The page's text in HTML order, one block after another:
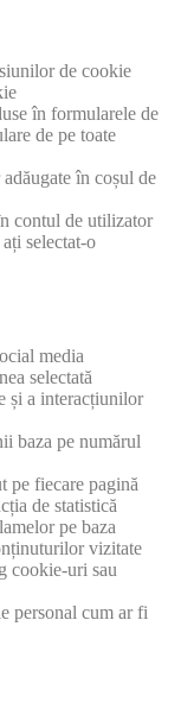
de cookie
în formularele de
de pe toate
în coșul de
contul de utilizator
selectat-o
media
selectată
și a interacțiunilor
baza pe numărul
pe fiecare pagină
de statistică
pe baza
vizitate
cookie-uri sau
personal cum ar fi